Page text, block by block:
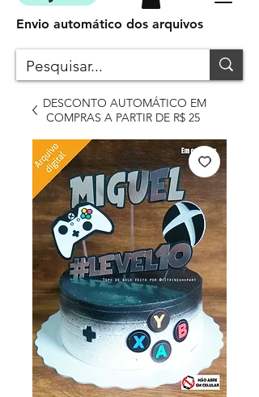
DESCONTO AUTOMÁTICO EM
COMPRAS A PARTIR DE R$ 25
Envio automático dos arquivos